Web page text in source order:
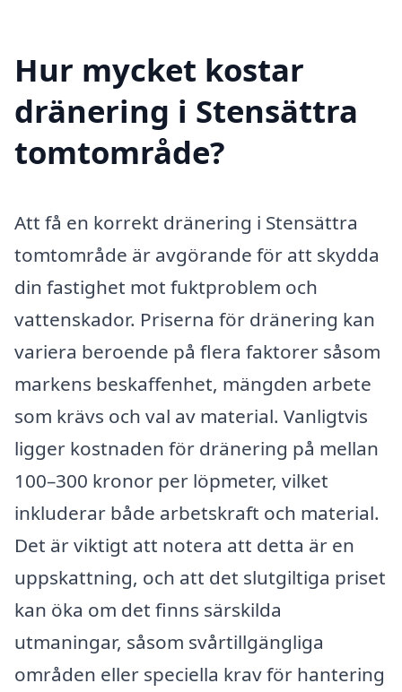
Hur mycket kostar
dränering i Stensättra
tomtområde?
Att få en korrekt dränering i Stensättra
tomtområde är avgörande för att skydda
din fastighet mot fuktproblem och
vattenskador. Priserna för dränering kan
variera beroende på flera faktorer såsom
markens beskaffenhet, mängden arbete
som krävs och val av material. Vanligtvis
ligger kostnaden för dränering på mellan
100–300 kronor per löpmeter, vilket
inkluderar både arbetskraft och material.
Det är viktigt att notera att detta är en
uppskattning, och att det slutgiltiga priset
kan öka om det finns särskilda
utmaningar, såsom svårtillgängliga
områden eller speciella krav för hantering